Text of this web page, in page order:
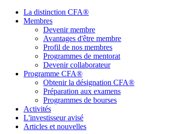
La distinction CFA®
Membres
Devenir membre
Avantages d'être membre
Profil de nos membres
Programmes de mentorat
Devenir collaborateur
Programme CFA®
Obtenir la désignation CFA®
Préparation aux examens
Programmes de bourses
Activités
L'investisseur avisé
Articles et nouvelles